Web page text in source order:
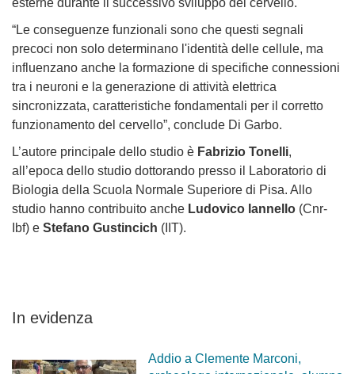
esterne durante il successivo sviluppo del cervello.
“Le conseguenze funzionali sono che questi segnali
precoci non solo determinano l'identità delle cellule, ma
influenzano anche la formazione di specifiche connessioni
tra i neuroni e la generazione di attività elettrica
sincronizzata, caratteristiche fondamentali per il corretto
funzionamento del cervello”, conclude Di Garbo.
L’autore principale dello studio è Fabrizio Tonelli,
all’epoca dello studio dottorando presso il Laboratorio di
Biologia della Scuola Normale Superiore di Pisa. Allo
studio hanno contribuito anche Ludovico Iannello (Cnr-
Ibf) e Stefano Gustincich (IIT).
In evidenza
Addio a Clemente Marconi,